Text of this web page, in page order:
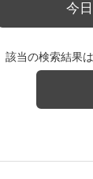
今日
該当の検索結果